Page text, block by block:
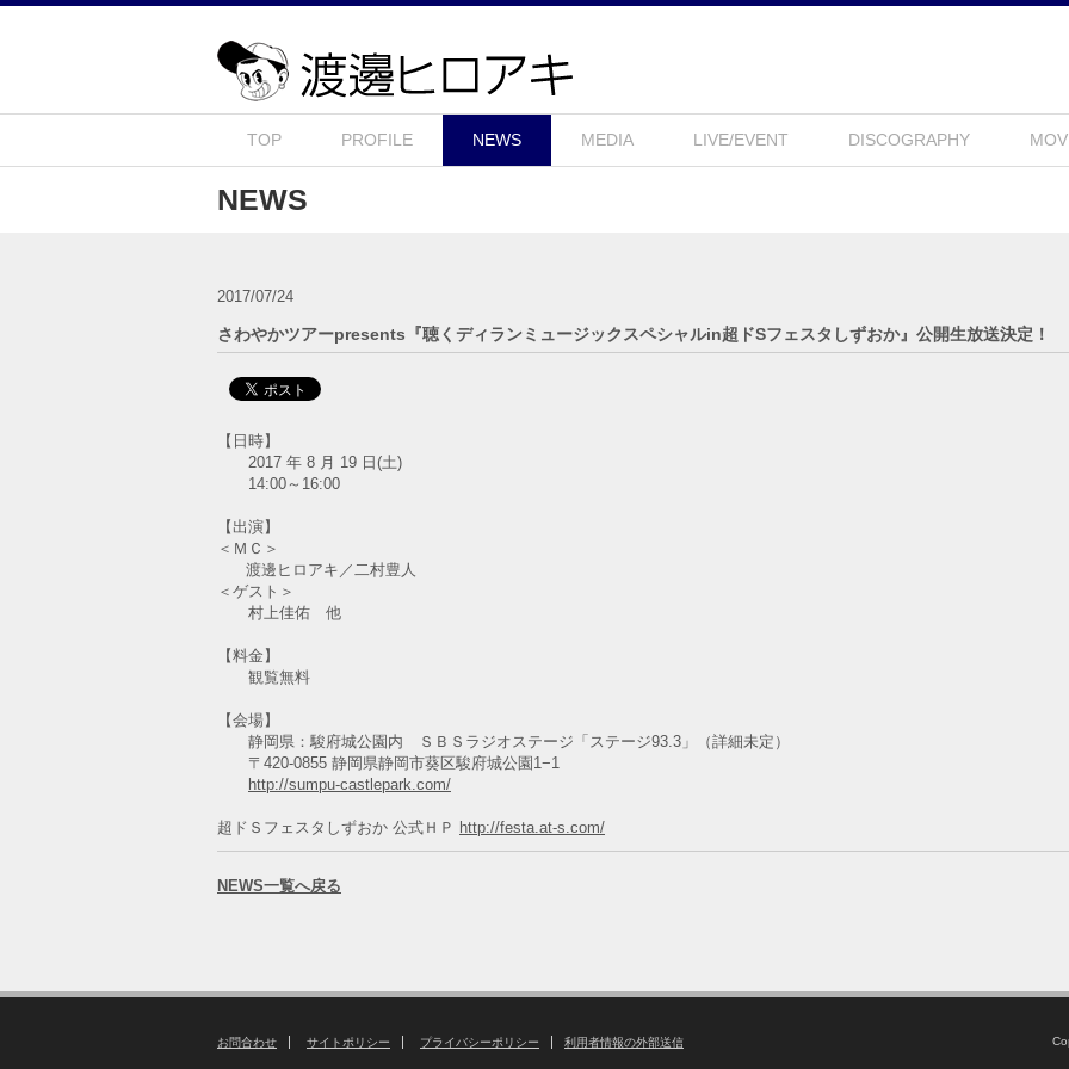
TOP PROFILE NEWS MEDIA LIVE/EVENT DISCOGRAPHY
NEWS
2017/07/24
さわやかツアーpresents『聴くディランミュージックスペシャルin超ドSフェスタしずおか』公開生放送決定！
【日時】
2017 年 8 月 19 日(土)
14:00～16:00
【出演】
＜ＭＣ＞
渡邊ヒロアキ／二村豊人
＜ゲスト＞
村上佳佑 他
【料金】
観覧無料
【会場】
静岡県：駿府城公園内 ＳＢＳラジオステージ「ステージ93.3」（詳細未定）
〒420-0855 静岡県静岡市葵区駿府城公園1−1
http://sumpu-castlepark.com/
超ドＳフェスタしずおか 公式ＨＰ http://festa.at-s.com/
NEWS一覧へ戻る
お問合わせ サイトポリシー プライバシーポリシー 利用者情報の外部送信